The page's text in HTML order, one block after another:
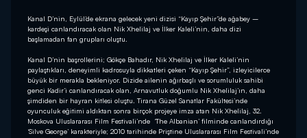
Kanal D’nin, Eylül’de ekrana gelecek yeni dizisi “Kayıp Şehir”de ağabey –
kardeşi canlandıracak olan Nik Xhelilaj ve İlker Kaleli’nin, daha dizi
başlamadan fan grupları oluştu.
Kanal D’nin başrollerini; Gökçe Bahadır, Nik Xhelilaj ve İlker Kaleli’nin
paylaştıkları, deneyimli kadrosuyla dikkatleri çeken “Kayıp Şehir”, izleyicilerce
büyük bir merakla bekleniyor. Dizide ailenin ağırbaşlı ve sorumluluk sahibi
genci Kadir’i canlandıracak olan, Arnavutluk doğumlu Nik Xhelilaj’ın, daha
şimdiden bir hayran kitlesi oluştu. Tirana Güzel Sanatlar Fakültesi’nde
oyunculuk eğitimi aldıktan sonra birçok projeye imza atan Nik Xhelilaj, 32.
Moskova Uluslararası Film Festivali’nde ‘The Albanian’ filminde canlandırdığı
‘Silve George’ karakteriyle; 2010 tarihinde Priştine Uluslararası Film Festivali’nde